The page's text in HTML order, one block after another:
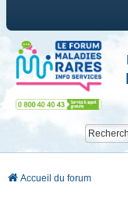
Accueil du forum